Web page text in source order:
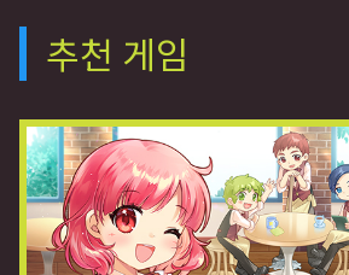
추천 게임